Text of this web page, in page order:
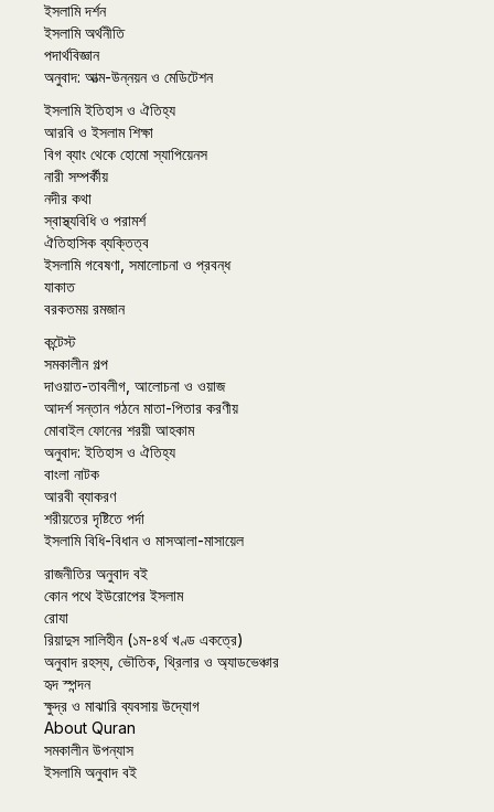
ইসলামি দর্শন
ইসলামি অর্থনীতি
পদার্থবিজ্ঞান
অনুবাদ: আত্ম-উন্নয়ন ও মেডিটেশন
ইসলামি ইতিহাস ও ঐতিহ্য
আরবি ও ইসলাম শিক্ষা
বিগ ব্যাং থেকে হোমো স্যাপিয়েনস
নারী সম্পর্কীয়
নদীর কথা
স্বাস্থ্যবিধি ও পরামর্শ
ঐতিহাসিক ব্যক্তিত্ব
ইসলামি গবেষণা, সমালোচনা ও প্রবন্ধ
যাকাত
বরকতময় রমজান
কন্টেস্ট
সমকালীন গল্প
দাওয়াত-তাবলীগ, আলোচনা ও ওয়াজ
আদর্শ সন্তান গঠনে মাতা-পিতার করণীয়
মোবাইল ফোনের শরয়ী আহকাম
অনুবাদ: ইতিহাস ও ঐতিহ্য
বাংলা নাটক
আরবী ব্যাকরণ
শরীয়তের দৃষ্টিতে পর্দা
ইসলামি বিধি-বিধান ও মাসআলা-মাসায়েল
রাজনীতির অনুবাদ বই
কোন পথে ইউরোপের ইসলাম
রোযা
রিয়াদুস সালিহীন (১ম-৪র্থ খণ্ড একত্রে)
অনুবাদ রহস্য, ভৌতিক, থ্রিলার ও অ্যাডভেঞ্চার
হৃদ স্পন্দন
ক্ষুদ্র ও মাঝারি ব্যবসায় উদ্যোগ
About Quran
সমকালীন উপন্যাস
ইসলামি অনুবাদ বই